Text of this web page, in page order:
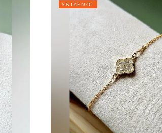
SNIŽENO!